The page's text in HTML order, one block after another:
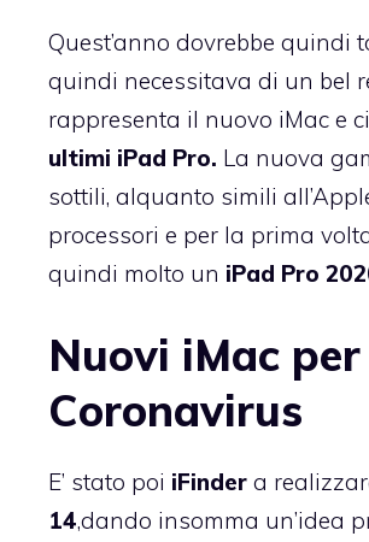
Quest’anno dovrebbe
quindi necessitava di un bel
rappresenta il nuovo iMac e
ultimi iPad Pro. La nuova
sottili, alquanto simili
processori e per la prima
quindi molto un iPad Pro
Nuovi iMac
Coronavirus
E’ stato poi iFinder a
14,dando insomma un’idea